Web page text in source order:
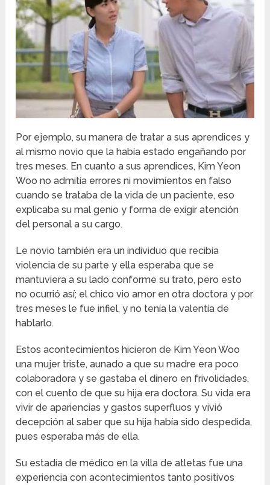
Por ejemplo, su manera de tratar a sus aprendices y
al mismo novio que la había estado engañando por
tres meses. En cuanto a sus aprendices, Kim Yeon
Woo no admitía errores ni movimientos en falso
cuando se trataba de la vida de un paciente, eso
explicaba su mal genio y forma de exigir atención
del personal a su cargo.
Le novio también era un individuo que recibía
violencia de su parte y ella esperaba que se
mantuviera a su lado conforme su trato, pero esto
no ocurrió así; el chico vio amor en otra doctora y por
tres meses le fue infiel, y no tenía la valentía de
hablarlo.
Estos acontecimientos hicieron de Kim Yeon Woo
una mujer triste, aunado a que su madre era poco
colaboradora y se gastaba el dinero en frivolidades,
con el cuento de que su hija era doctora. Su vida era
vivir de apariencias y gastos superfluos y vivió
decepción al saber que su hija había sido despedida,
pues esperaba más de ella.
Su estadía de médico en la villa de atletas fue una
experiencia con acontecimientos tanto positivos